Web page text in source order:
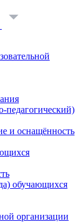
педагогический)
и оснащённость
обучающихся
организации